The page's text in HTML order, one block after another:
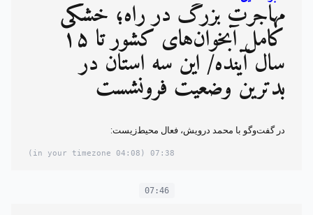
مهاجرت بزرگ در راه؛ خشکی
کامل آبخوان‌های کشور تا ۱۵
سال آینده/ این سه استان در
بدترین وضعیت فرونشست
در گفت‎‌وگو با محمد درویش، فعال محیط‌زیست:
07:38
(04:08 in your timezone)
07:46